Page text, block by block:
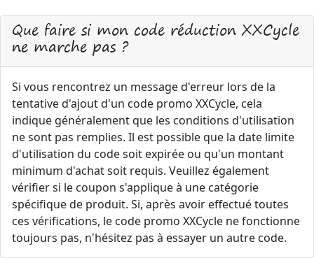
Que faire si mon code réduction XXCycle
ne marche pas ?
Si vous rencontrez un message d'erreur lors de la
tentative d'ajout d'un code promo XXCycle, cela
indique généralement que les conditions d'utilisation
ne sont pas remplies. Il est possible que la date limite
d'utilisation du code soit expirée ou qu'un montant
minimum d'achat soit requis. Veuillez également
vérifier si le coupon s'applique à une catégorie
spécifique de produit. Si, après avoir effectué toutes
ces vérifications, le code promo XXCycle ne fonctionne
toujours pas, n'hésitez pas à essayer un autre code.